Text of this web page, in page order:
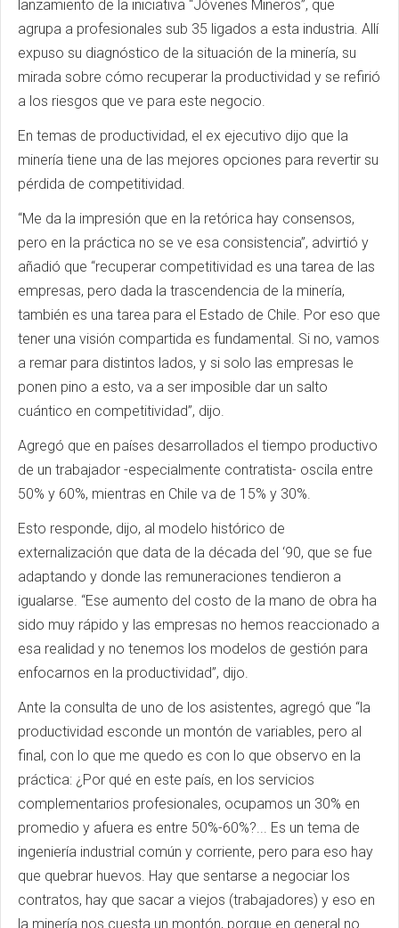
lanzamiento de la iniciativa “Jóvenes Mineros”, que
agrupa a profesionales sub 35 ligados a esta industria. Allí
expuso su diagnóstico de la situación de la minería, su
mirada sobre cómo recuperar la productividad y se refirió
a los riesgos que ve para este negocio.
En temas de productividad, el ex ejecutivo dijo que la
minería tiene una de las mejores opciones para revertir su
pérdida de competitividad.
“Me da la impresión que en la retórica hay consensos,
pero en la práctica no se ve esa consistencia”, advirtió y
añadió que “recuperar competitividad es una tarea de las
empresas, pero dada la trascendencia de la minería,
también es una tarea para el Estado de Chile. Por eso que
tener una visión compartida es fundamental. Si no, vamos
a remar para distintos lados, y si solo las empresas le
ponen pino a esto, va a ser imposible dar un salto
cuántico en competitividad”, dijo.
Agregó que en países desarrollados el tiempo productivo
de un trabajador -especialmente contratista- oscila entre
50% y 60%, mientras en Chile va de 15% y 30%.
Esto responde, dijo, al modelo histórico de
externalización que data de la década del ‘90, que se fue
adaptando y donde las remuneraciones tendieron a
igualarse. “Ese aumento del costo de la mano de obra ha
sido muy rápido y las empresas no hemos reaccionado a
esa realidad y no tenemos los modelos de gestión para
enfocarnos en la productividad”, dijo.
Ante la consulta de uno de los asistentes, agregó que “la
productividad esconde un montón de variables, pero al
final, con lo que me quedo es con lo que observo en la
práctica: ¿Por qué en este país, en los servicios
complementarios profesionales, ocupamos un 30% en
promedio y afuera es entre 50%-60%?... Es un tema de
ingeniería industrial común y corriente, pero para eso hay
que quebrar huevos. Hay que sentarse a negociar los
contratos, hay que sacar a viejos (trabajadores) y eso en
la minería nos cuesta un montón, porque en general no